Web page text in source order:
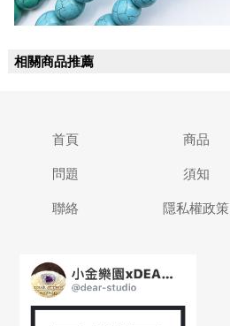
相關商品推薦
首頁 商品
問題 須知
聯絡 隱私權政策